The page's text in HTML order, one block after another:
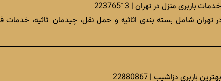
منزل در تهران | 22376513
شامل بسته بندی اثاثیه و حمل نقل، چیدمان اثاثیه، خدمات
باربری دزاشیب | 22880867